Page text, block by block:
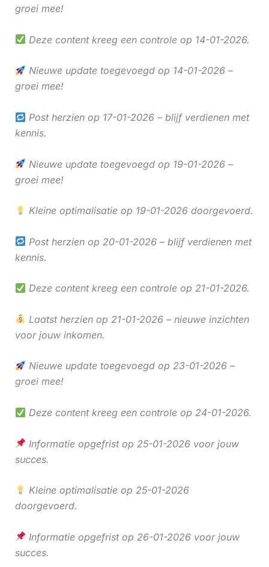
groei mee!
Deze content kreeg een controle op 14-01-2026.
Nieuwe update toegevoegd op 14-01-2026 –
groei mee!
Post herzien op 17-01-2026 – blijf verdienen met
kennis.
Nieuwe update toegevoegd op 19-01-2026 –
groei mee!
Kleine optimalisatie op 19-01-2026 doorgevoerd.
Post herzien op 20-01-2026 – blijf verdienen met
kennis.
Deze content kreeg een controle op 21-01-2026.
Laatst herzien op 21-01-2026 – nieuwe inzichten
voor jouw inkomen.
Nieuwe update toegevoegd op 23-01-2026 –
groei mee!
Deze content kreeg een controle op 24-01-2026.
Informatie opgefrist op 25-01-2026 voor jouw
succes.
Kleine optimalisatie op 25-01-2026
doorgevoerd.
Informatie opgefrist op 26-01-2026 voor jouw
succes.